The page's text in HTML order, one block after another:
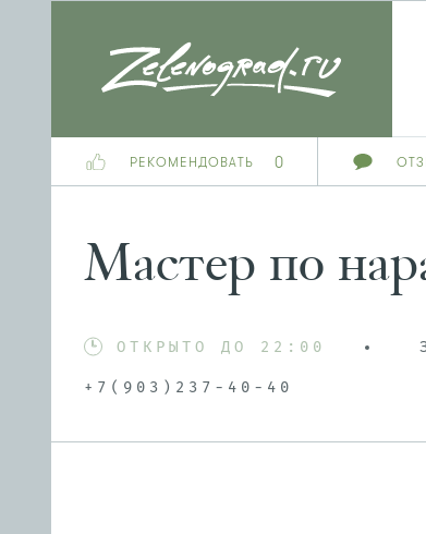
РЕКОМЕНДОВАТЬ 0
Мастер по
ОТКРЫТО ДО 22:00
+7(903)237-40-40